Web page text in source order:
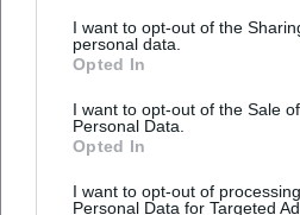
I want to opt-out of the
personal data.
Opted In
I want to opt-out of the Sale
Personal Data.
Opted In
I want to opt-out of
Personal Data for Targeted
Entertainment und Evidenz: Die
vermitteln komplexe Inhalte mit
in Vereinfachung zu kippen.
Rolle von Humor als Türöffner:
Aufmerksamkeit, senkt Hürden
wissenschaftliche Argumente